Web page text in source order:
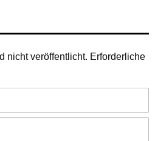
nicht veröffentlicht. Erforderliche